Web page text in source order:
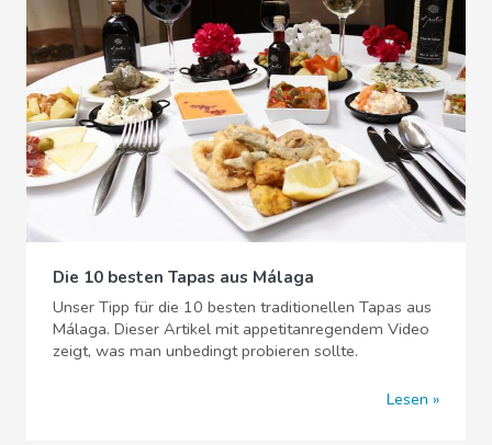
Die 10 besten Tapas aus Málaga
Unser Tipp für die 10 besten traditionellen Tapas aus
Málaga. Dieser Artikel mit appetitanregendem Video
zeigt, was man unbedingt probieren sollte.
Lesen